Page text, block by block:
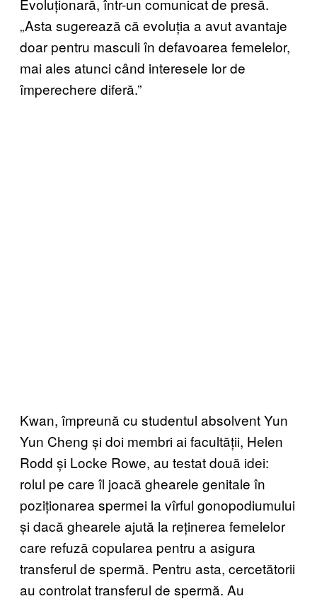
Evoluționară, într-un comunicat de presă.
„Asta sugerează că evoluția a avut avantaje
doar pentru masculi în defavoarea femelelor,
mai ales atunci când interesele lor de
împerechere diferă.”
Kwan, împreună cu studentul absolvent Yun
Yun Cheng și doi membri ai facultății, Helen
Rodd și Locke Rowe, au testat două idei:
rolul pe care îl joacă ghearele genitale în
poziționarea spermei la vîrful gonopodiumului
și dacă ghearele ajută la reținerea femelelor
care refuză copularea pentru a asigura
transferul de spermă. Pentru asta, cercetătorii
au controlat transferul de spermă. Au